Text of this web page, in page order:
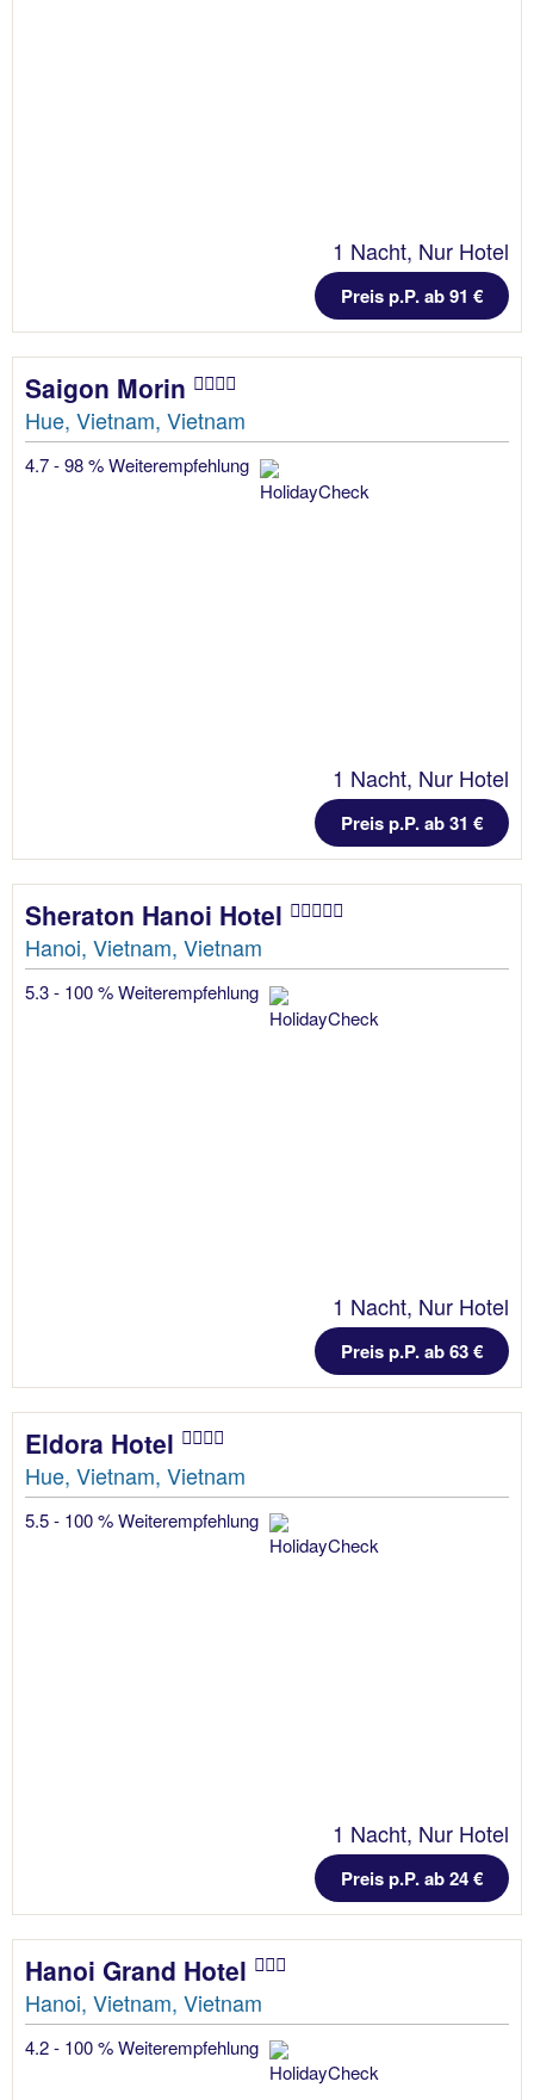
1 Nacht, Nur Hotel
Preis p.P. ab 91 €
Saigon Morin
Hue, Vietnam, Vietnam
4.7 - 98 % Weiterempfehlung
1 Nacht, Nur Hotel
Preis p.P. ab 31 €
Sheraton Hanoi Hotel
Hanoi, Vietnam, Vietnam
5.3 - 100 % Weiterempfehlung
1 Nacht, Nur Hotel
Preis p.P. ab 63 €
Eldora Hotel
Hue, Vietnam, Vietnam
5.5 - 100 % Weiterempfehlung
1 Nacht, Nur Hotel
Preis p.P. ab 24 €
Hanoi Grand Hotel
Hanoi, Vietnam, Vietnam
4.2 - 100 % Weiterempfehlung